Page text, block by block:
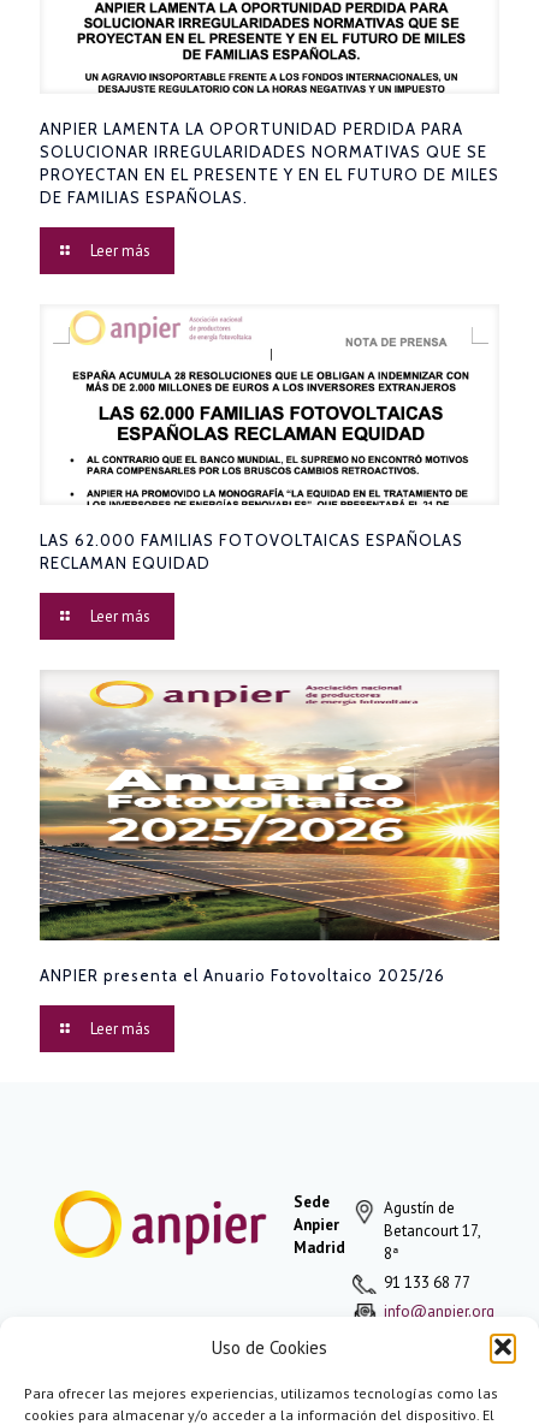
Uso de Cookies
Para ofrecer las mejores experiencias, utilizamos tecnologías como las
cookies para almacenar y/o acceder a la información del dispositivo. El
ANPIER LAMENTA LA OPORTUNIDAD PERDIDA PARA
SOLUCIONAR IRREGULARIDADES NORMATIVAS QUE SE
PROYECTAN EN EL PRESENTE Y EN EL FUTURO DE MILES
DE FAMILIAS ESPAÑOLAS.
Leer más
LAS 62.000 FAMILIAS FOTOVOLTAICAS ESPAÑOLAS
RECLAMAN EQUIDAD
Leer más
ANPIER presenta el Anuario Fotovoltaico 2025/26
Leer más
Sede
Anpier
Madrid
Agustín de
Betancourt 17,
8ª
91 133 68 77
info@anpier.org
Política de
privacidad